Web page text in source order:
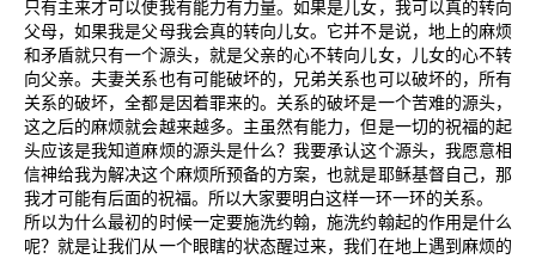
只有主来才可以使我有能力有力量。如果是儿女，我可以真的转向
父母，如果我是父母我会真的转向儿女。它并不是说，地上的麻烦
和矛盾就只有一个源头，就是父亲的心不转向儿女，儿女的心不转
向父亲。夫妻关系也有可能破坏的，兄弟关系也可以破坏的，所有
关系的破坏，全都是因着罪来的。关系的破坏是一个苦难的源头，
这之后的麻烦就会越来越多。主虽然有能力，但是一切的祝福的起
头应该是我知道麻烦的源头是什么？我要承认这个源头，我愿意相
信神给我为解决这个麻烦所预备的方案，也就是耶稣基督自己，那
我才可能有后面的祝福。所以大家要明白这样一环一环的关系。
所以为什么最初的时候一定要施洗约翰，施洗约翰起的作用是什么
呢？就是让我们从一个眼瞎的状态醒过来，我们在地上遇到麻烦的